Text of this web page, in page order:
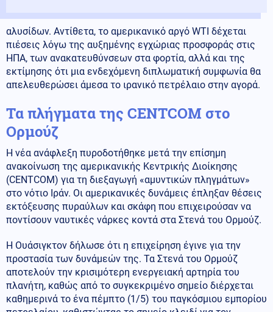
αλυσίδων. Αντίθετα, το αμερικανικό αργό WTI δέχεται
πιέσεις λόγω της αυξημένης εγχώριας προσφοράς στις
ΗΠΑ, των ανακατευθύνσεων στα φορτία, αλλά και της
εκτίμησης ότι μια ενδεχόμενη διπλωματική συμφωνία θα
απελευθερώσει άμεσα το ιρανικό πετρέλαιο στην αγορά.
Τα πλήγματα της CENTCOM στο
Ορμούζ
Η νέα ανάφλεξη πυροδοτήθηκε μετά την επίσημη
ανακοίνωση της αμερικανικής Κεντρικής Διοίκησης
(CENTCOM) για τη διεξαγωγή «αμυντικών πληγμάτων»
στο νότιο Ιράν. Οι αμερικανικές δυνάμεις έπληξαν θέσεις
εκτόξευσης πυραύλων και σκάφη που επιχειρούσαν να
ποντίσουν ναυτικές νάρκες κοντά στα Στενά του Ορμούζ.
Η Ουάσιγκτον δήλωσε ότι η επιχείρηση έγινε για την
προστασία των δυνάμεών της. Τα Στενά του Ορμούζ
αποτελούν την κρισιμότερη ενεργειακή αρτηρία του
πλανήτη, καθώς από το συγκεκριμένο σημείο διέρχεται
καθημερινά το ένα πέμπτο (1/5) του παγκόσμιου εμπορίου